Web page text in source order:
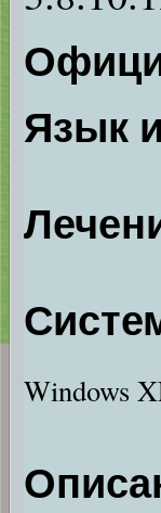
Язык
Windows